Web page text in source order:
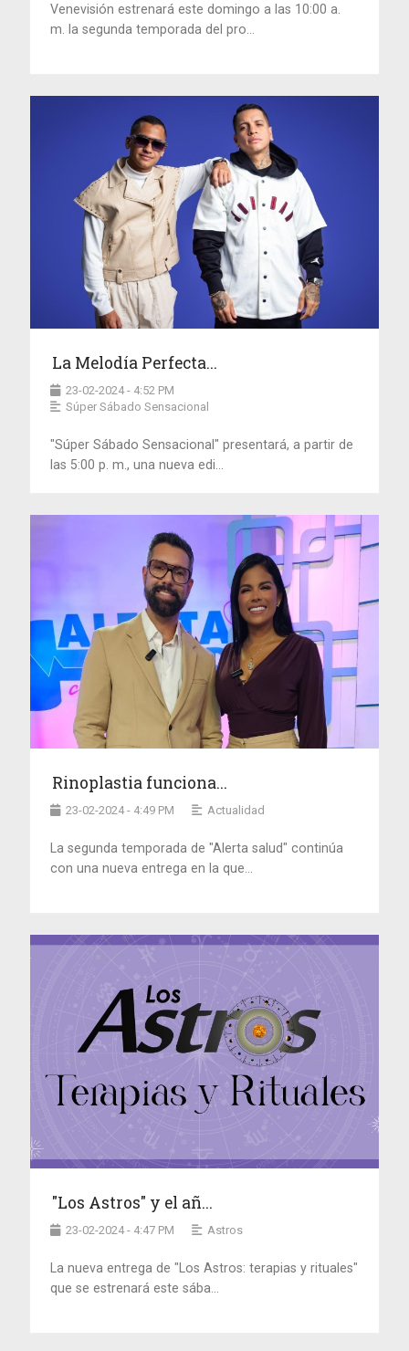
Venevisión estrenará este domingo a las 10:00 a.
m. la segunda temporada del pro...
La Melodía Perfecta...
23-02-2024 - 4:52 PM
Súper Sábado Sensacional
"Súper Sábado Sensacional" presentará, a partir de
las 5:00 p. m., una nueva edi...
Rinoplastia funciona...
23-02-2024 - 4:49 PM Actualidad
La segunda temporada de "Alerta salud" continúa
con una nueva entrega en la que...
"Los Astros" y el añ...
23-02-2024 - 4:47 PM Astros
La nueva entrega de "Los Astros: terapias y rituales"
que se estrenará este sába...